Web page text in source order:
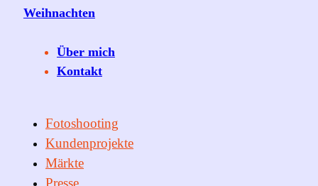
Weihnachten
Über mich
Kontakt
Fotoshooting
Kundenprojekte
Märkte
Presse